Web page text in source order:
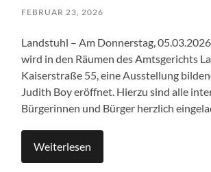
FEBRUAR 23, 2026
Landstuhl – Am Donnerstag,
wird in den Räumen des Amtsgerichts
Kaiserstraße 55, eine Ausstellung
Judith Boy eröffnet. Hierzu sind alle
Bürgerinnen und Bürger herzlich
Weiterlesen